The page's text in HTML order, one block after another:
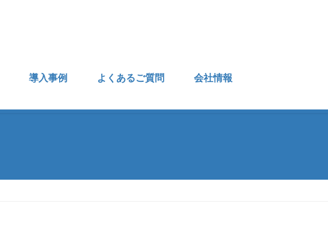
導入事例 よくあるご質問 会社情報